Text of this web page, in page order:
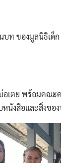
ของมูลนิธิเ
อเตย พร้อมค
งสือและสิ่งข